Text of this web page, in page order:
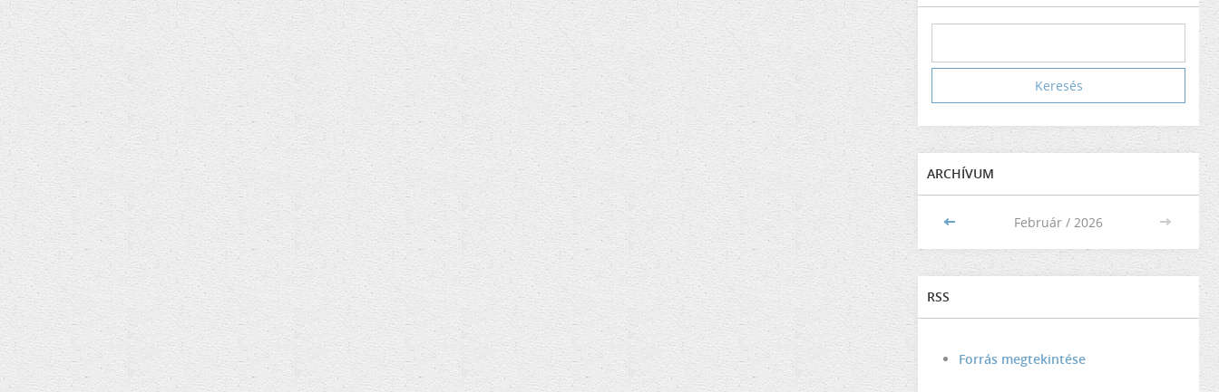
ARCHÍVUM
<< Február / 2026 >>
RSS
Forrás megtekintése